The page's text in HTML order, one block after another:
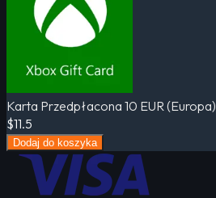
Karta Przedpłacona 10 EUR (Europa)
$11.5
Dodaj do koszyka